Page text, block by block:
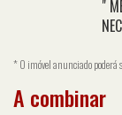
"
* O imóvel anunciado poderá
A combinar